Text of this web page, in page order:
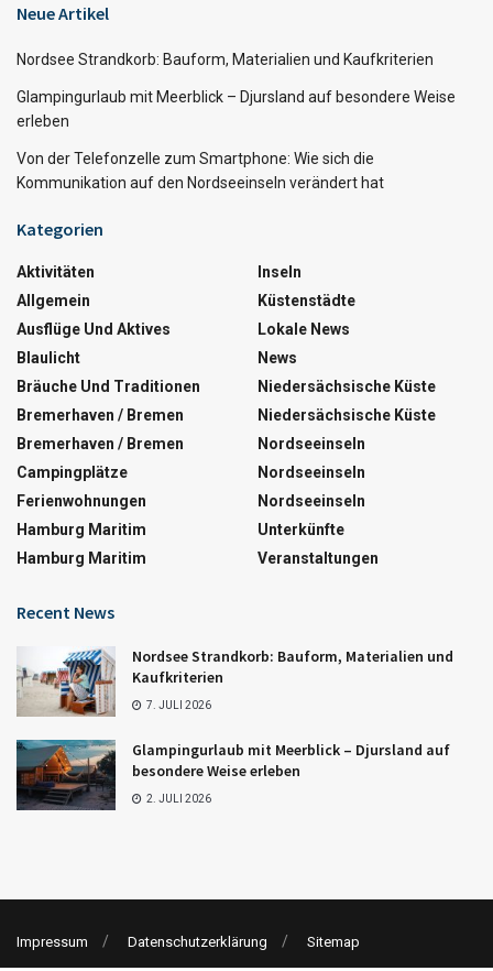
Neue Artikel
Nordsee Strandkorb: Bauform, Materialien und Kaufkriterien
Glampingurlaub mit Meerblick – Djursland auf besondere Weise
erleben
Von der Telefonzelle zum Smartphone: Wie sich die
Kommunikation auf den Nordseeinseln verändert hat
Kategorien
Aktivitäten
Allgemein
Ausflüge Und Aktives
Blaulicht
Bräuche Und Traditionen
Bremerhaven / Bremen
Bremerhaven / Bremen
Campingplätze
Ferienwohnungen
Hamburg Maritim
Hamburg Maritim
Inseln
Küstenstädte
Lokale News
News
Niedersächsische Küste
Niedersächsische Küste
Nordseeinseln
Nordseeinseln
Nordseeinseln
Unterkünfte
Veranstaltungen
Recent News
Nordsee Strandkorb: Bauform, Materialien und
Kaufkriterien
7. JULI 2026
Glampingurlaub mit Meerblick – Djursland auf
besondere Weise erleben
2. JULI 2026
Impressum Datenschutzerklärung Sitemap